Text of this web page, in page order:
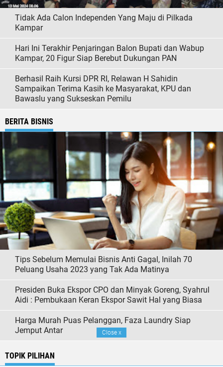
Tidak Ada Calon Independen Yang Maju di Pilkada
Kampar
Hari Ini Terakhir Penjaringan Balon Bupati dan Wabup
Kampar, 20 Figur Siap Berebut Dukungan PAN
Berhasil Raih Kursi DPR RI, Relawan H Sahidin
Sampaikan Terima Kasih ke Masyarakat, KPU dan
Bawaslu yang Sukseskan Pemilu
BERITA BISNIS
Tips Sebelum Memulai Bisnis Anti Gagal, Inilah 70
Peluang Usaha 2023 yang Tak Ada Matinya
Presiden Buka Ekspor CPO dan Minyak Goreng, Syahrul
Aidi : Pembukaan Keran Ekspor Sawit Hal yang Biasa
Harga Murah Puas Pelanggan, Faza Laundry Siap
Jemput Antar
TOPIK PILIHAN
Close x